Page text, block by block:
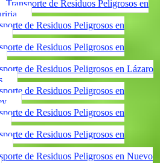
Transporte de Residuos Peligrosos en
de Residuos Peligrosos en
de Residuos Peligrosos en
de Residuos Peligrosos en Lázaro
de Residuos Peligrosos en
de Residuos Peligrosos en
de Residuos Peligrosos en
de Residuos Peligrosos en Nuevo